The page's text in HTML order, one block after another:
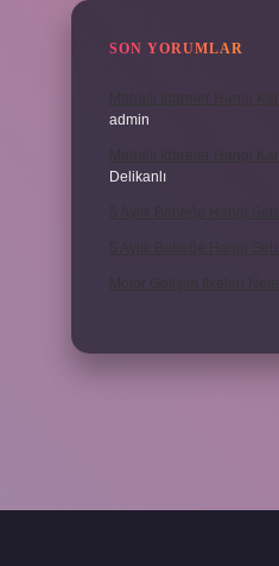
SON YORUMLAR
admin
Delikanlı